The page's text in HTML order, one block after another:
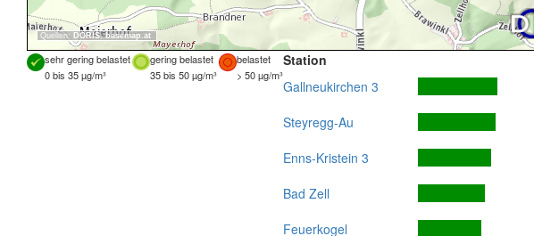
Quellen: DORIS,basemap.at
sehr gering belastet gering belastet
belastet
0 bis 35 µg/m³
35 bis 50 µg/m³ > 50 µg/m³
Station
Gallneukirchen 3
Steyregg-Au
Enns-Kristein 3
Bad Zell
Feuerkogel